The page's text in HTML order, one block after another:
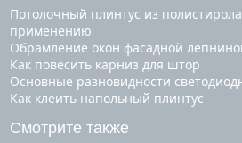
Потолочный плинтус из
применению
Обрамление окон фасадной
Как повесить карниз для штор
Основные разновидности
Как клеить напольный плинтус
Смотрите также